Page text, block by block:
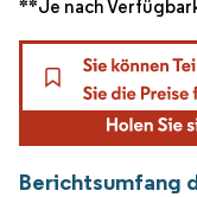
**Je nach
Berichtsumfang